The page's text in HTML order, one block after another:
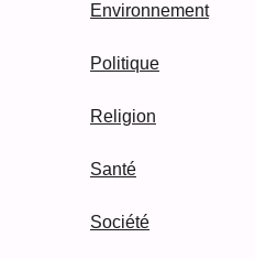
Environnement
Politique
Religion
Santé
Société